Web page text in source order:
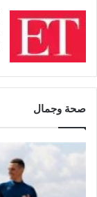
صحة وجمال